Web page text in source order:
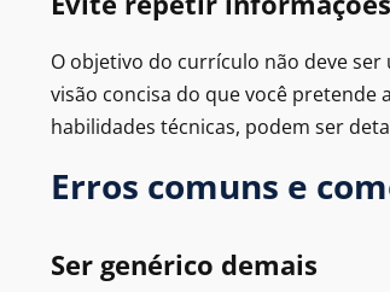
O objetivo do currículo não deve
visão concisa do que você pretende
habilidades técnicas, podem ser
Erros comuns e
Ser genérico demais